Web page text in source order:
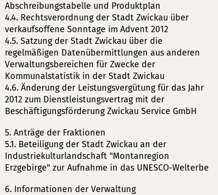
Abschreibungstabelle und Produktplan
4.4. Rechtsverordnung der Stadt Zwickau über
verkaufsoffene Sonntage im Advent 2012
4.5. Satzung der Stadt Zwickau über die
regelmäßigen Datenübermittlungen aus anderen
Verwaltungsbereichen für Zwecke der
Kommunalstatistik in der Stadt Zwickau
4.6. Änderung der Leistungsvergütung für das Jahr
2012 zum Dienstleistungsvertrag mit der
Beschäftigungsförderung Zwickau Service GmbH
5. Anträge der Fraktionen
5.1. Beteiligung der Stadt Zwickau an der
Industriekulturlandschaft "Montanregion
Erzgebirge" zur Aufnahme in das UNESCO-Welterbe
6. Informationen der Verwaltung